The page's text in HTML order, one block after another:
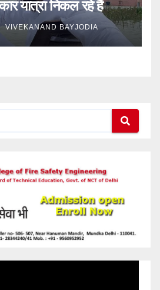
यात्रा निकल रहे हैं
VIVEKANAND BAYJODIA